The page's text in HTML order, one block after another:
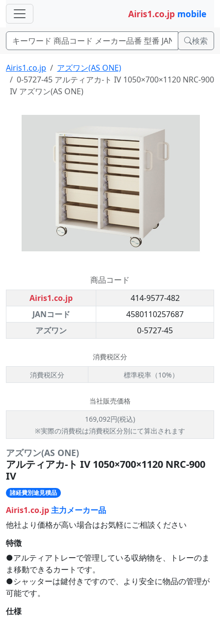
Airis1.co.jp mobile
検索
Airis1.co.jp
アズワン(AS ONE)
0-5727-45 アルティアカ-ト IV 1050×700×1120 NRC-900
IV アズワン(AS ONE)
商品コード
Airis1.co.jp
414-9577-482
JANコード
4580110257687
アズワン
0-5727-45
消費税区分
消費税区分
標準税率（10%）
当社販売価格
169,092円(税込)
※実際の消費税は消費税区分別にて算出されます
アズワン(AS ONE)
アルティアカ-ト IV 1050×700×1120 NRC-900
IV
諸経費別途見積品
Airis1.co.jp主力メーカー品
他社より価格が高い場合はお気軽にご相談ください
特徴
●アルティアトレーで管理している収納物を、トレーのま
ま移動できるカートです。
●シャッターは鍵付きですので、より安全に物品の管理が
可能です。
仕様